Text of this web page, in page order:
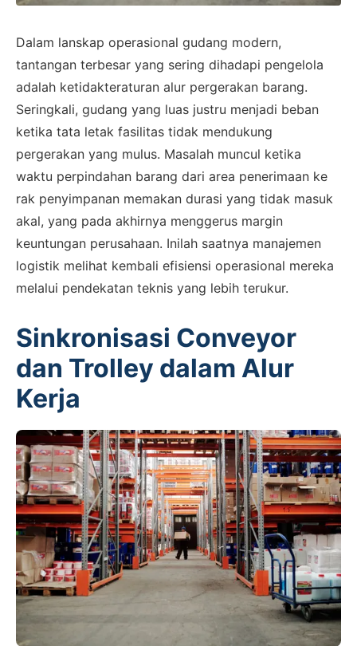
Dalam lanskap operasional gudang modern,
tantangan terbesar yang sering dihadapi pengelola
adalah ketidakteraturan alur pergerakan barang.
Seringkali, gudang yang luas justru menjadi beban
ketika tata letak fasilitas tidak mendukung
pergerakan yang mulus. Masalah muncul ketika
waktu perpindahan barang dari area penerimaan ke
rak penyimpanan memakan durasi yang tidak masuk
akal, yang pada akhirnya menggerus margin
keuntungan perusahaan. Inilah saatnya manajemen
logistik melihat kembali efisiensi operasional mereka
melalui pendekatan teknis yang lebih terukur.
Sinkronisasi Conveyor
dan Trolley dalam Alur
Kerja